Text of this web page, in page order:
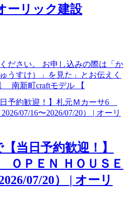
ーリック建設
ださい。 お申し込みの際は「か
うすけ）」を見た」とお伝えく
南新町craftモデル 【
当日予約歓迎！】
ＰＥＮ ＨＯＵＳＥ
07/20） | オーリ